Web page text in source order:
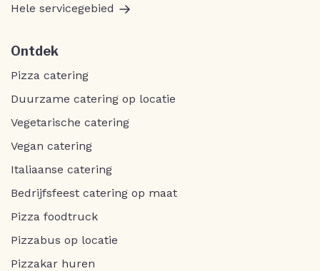
Hele servicegebied
Ontdek
Pizza catering
Duurzame catering op locatie
Vegetarische catering
Vegan catering
Italiaanse catering
Bedrijfsfeest catering op maat
Pizza foodtruck
Pizzabus op locatie
Pizzakar huren